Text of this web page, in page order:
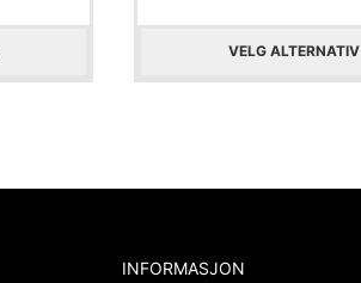
VELG ALTERNATIV
INFORMASJON